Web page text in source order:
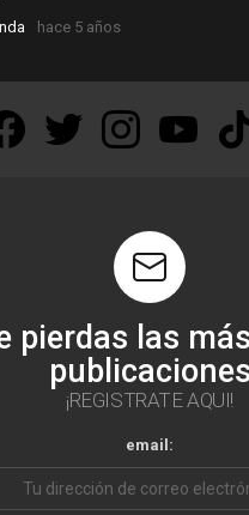
hace 5 años
facebooktwitter instagramyoutube
pierdas las
publicaciones
¡REGISTRATE AQUI!
email: